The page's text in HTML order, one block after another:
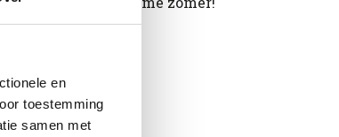
en
toestemming
samen met